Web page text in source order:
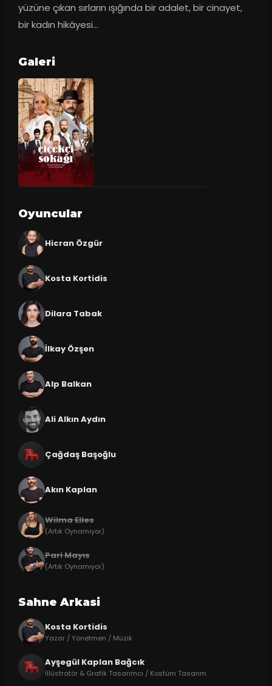
yüzüne çıkan sırların ışığında bir adalet, bir cinayet,
bir kadın hikâyesi…
Galeri
Oyuncular
Hicran Özgür
Kosta Kortidis
Dilara Tabak
İlkay Özşen
Alp Balkan
Ali Alkın Aydın
Çağdaş Başoğlu
Akın Kaplan
Wilma Elles
(Artık Oynamıyor)
Pari Mayıs
(Artık Oynamıyor)
Sahne Arkasi
Kosta Kortidis
Yazar / Yönetmen / Müzik
Ayşegül Kaplan Bağcık
İllüstratör & Grafik Tasarımcı / Kostüm Tasarım